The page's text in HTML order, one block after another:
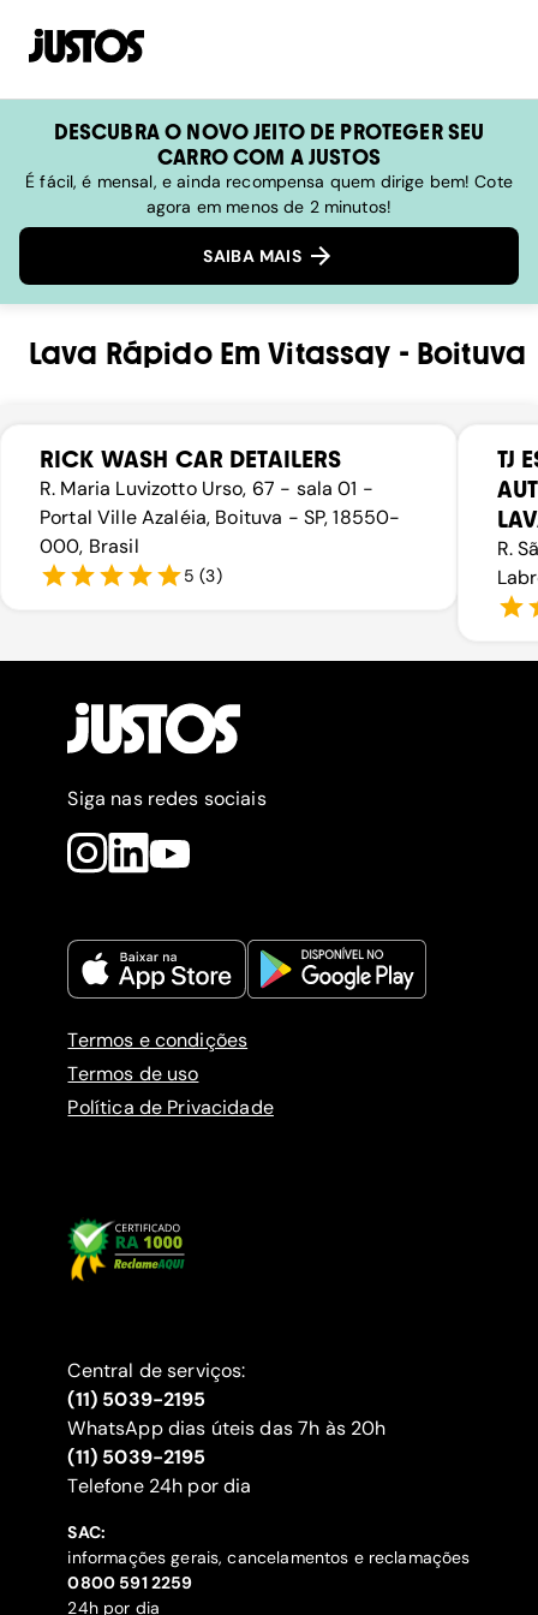
DESCUBRA O NOVO JEITO DE PROTEGER SEU
CARRO COM A JUSTOS
É fácil, é mensal, e ainda recompensa quem dirige bem! Cote
agora em menos de 2 minutos!
SAIBA MAIS
Lava RápidoEmVitassay - Boituva
RICK WASH CAR DETAILERS
R. Maria Luvizotto Urso, 67 - sala 01 -
Portal Ville Azaléia, Boituva - SP, 18550-
000, Brasil
5 (3)
TJ
R.
Siga nas redes sociais
Termos e condições
Termos de uso
Política de Privacidade
Central de serviços:
(11) 5039-2195
WhatsApp dias úteis das 7h às 20h
(11) 5039-2195
‍Telefone 24h por dia
SAC:
informações gerais, cancelamentos e reclamações
‍0800 591 2259
24h por dia